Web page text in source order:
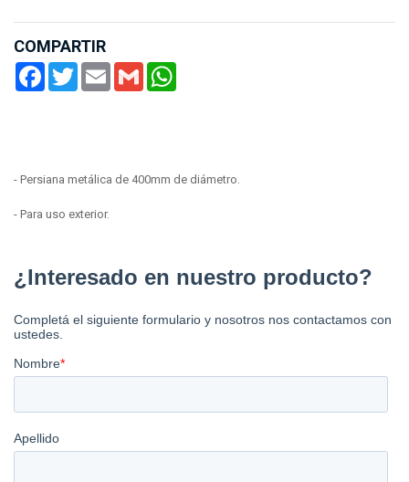
COMPARTIR
Facebook
Twitter Email Gmail
- Persiana metálica de 400mm de diámetro.
- Para uso exterior.